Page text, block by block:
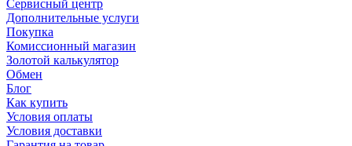
Сервисный центр
Дополнительные услуги
Покупка
Комиссионный магазин
Золотой калькулятор
Обмен
Блог
Как купить
Условия оплаты
Условия доставки